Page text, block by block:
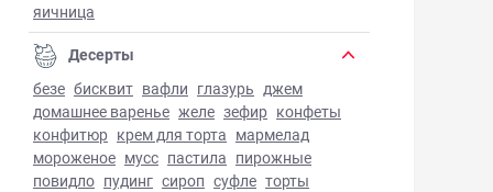
яичница
Десерты
безе бисквит вафли глазурь джем
домашнее варенье желе зефир конфеты
конфитюр крем для торта мармелад
мороженое мусс пастила пирожные
повидло пудинг сироп суфле торты